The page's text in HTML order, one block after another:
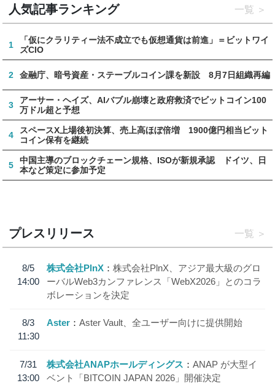
人気記事ランキング 一覧
1
「仮にクラリティー法不成立でも仮想通貨は前進」＝ビットワイ
ズCIO
2 金融庁、暗号資産・ステーブルコイン課を新設 8月7日組織再編
3
アーサー・ヘイズ、AIバブル崩壊と政府救済でビットコイン100
万ドル超と予想
4
スペースX上場後初決算、売上高ほぼ倍増 1900億円相当ビット
コイン保有を継続
5
中国主導のブロックチェーン規格、ISOが新規承認 ドイツ、日
本など策定に参加予定
プレスリリース 一覧
8/5
14:00
株式会社PlnX
株式会社PlnX、アジア最大級のグロ
ーバルWeb3カンファレンス「WebX2026」とのコラ
ボレーションを決定
8/3
11:30
Aster Aster Vault、全ユーザー向けに提供開始
7/31
13:00
株式会社ANAPホールディングス
ANAP が大型イ
ベント「BITCOIN JAPAN 2026」開催決定